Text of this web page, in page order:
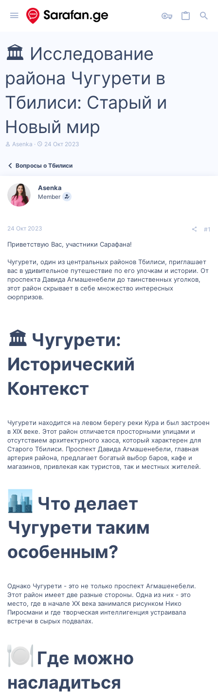
🏛 Исследование
района Чугурети в
Тбилиси: Старый и
Новый мир
А
м
ы
Asenka
Д
а
ч
а
24 Окт 2023
Вопросы о Тбилиси
Asenka
Member
24 Окт 2023 #1
Приветствую Вас, участники Сарафана!
Чугурети, один из центральных районов Тбилиси, приглашает
вас в удивительное путешествие по его улочкам и истории. От
проспекта Давида Агмашенебели до таинственных уголков,
этот район скрывает в себе множество интересных
сюрпризов.
🏛 Чугурети:
Исторический
Контекст​
Чугурети находится на левом берегу реки Кура и был застроен
в XIX веке. Этот район отличается просторными улицами и
отсутствием архитектурного хаоса, который характерен для
Старого Тбилиси. Проспект Давида Агмашенебели, главная
артерия района, предлагает богатый выбор баров, кафе и
магазинов, привлекая как туристов, так и местных жителей.
Что делает
Чугурети таким
особенным?​
Однако Чугурети - это не только проспект Агмашенебели.
Этот район имеет две разные стороны. Одна из них - это
место, где в начале XX века занимался рисунком Нико
Пиросмани и где творческая интеллигенция устраивала
встречи в сырых подвалах.
Где можно
насладиться